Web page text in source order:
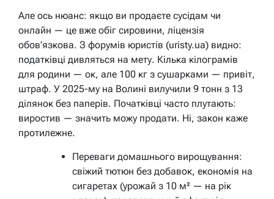
Але ось нюанс: якщо ви продаєте сусідам чи
онлайн — це вже обіг сировини, ліцензія
обов’язкова. З форумів юристів (uristy.ua) видно:
податківці дивляться на мету. Кілька кілограмів
для родини — ок, але 100 кг з сушарками — привіт,
штраф. У 2025-му на Волині вилучили 9 тонн з 13
ділянок без паперів. Початківці часто плутають:
виростив — значить можу продати. Ні, закон каже
протилежне.
Переваги домашнього вирощування:
свіжий тютюн без добавок, економія на
сигаретах (урожай з 10 м² — на рік